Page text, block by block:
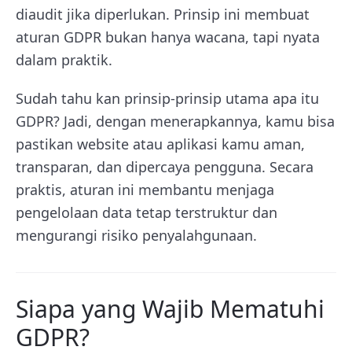
diaudit jika diperlukan. Prinsip ini membuat
aturan GDPR bukan hanya wacana, tapi nyata
dalam praktik.
Sudah tahu kan prinsip-prinsip utama apa itu
GDPR? Jadi, dengan menerapkannya, kamu bisa
pastikan website atau aplikasi kamu aman,
transparan, dan dipercaya pengguna. Secara
praktis, aturan ini membantu menjaga
pengelolaan data tetap terstruktur dan
mengurangi risiko penyalahgunaan.
Siapa yang Wajib Mematuhi
GDPR?